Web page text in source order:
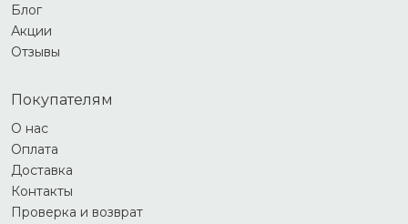
Блог
Акции
Отзывы
Покупателям
О нас
Оплата
Доставка
Контакты
Проверка и возврат